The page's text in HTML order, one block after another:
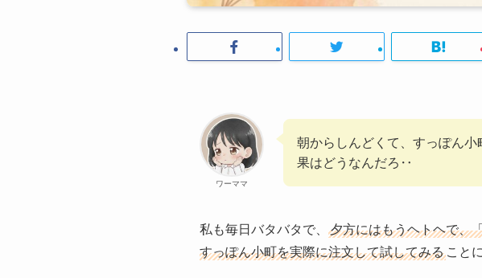
ワーママ
朝からしんどくて、すっぽん
果はどうなんだろ‥
私も毎日バタバタで、
夕方にはもうヘトヘで、
すっぽん小町を実際に注文して試してみる こと